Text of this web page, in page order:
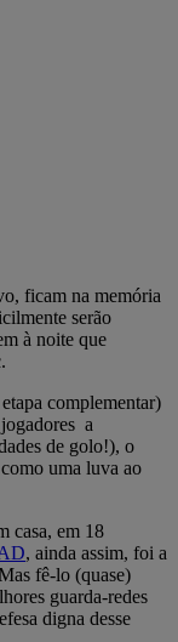
ficam na memória
serão
à noite que
complementar)
a
de golo!), o
uma luva ao
casa, em 18
, ainda assim, foi a
fê-lo (quase)
guarda-redes
digna desse